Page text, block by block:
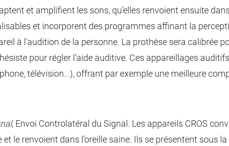
et amplifient les sons, qu’elles renvoient ensuite
et incorporent des programmes affinant la
à l’audition de la personne. La prothèse sera calibrée
pour régler l’aide auditive. Ces appareillages
télévision...), offrant par exemple une meilleure
, Envoi Controlatéral du Signal. Les appareils CROS
le renvoient dans l’oreille saine. Ils se présentent sous